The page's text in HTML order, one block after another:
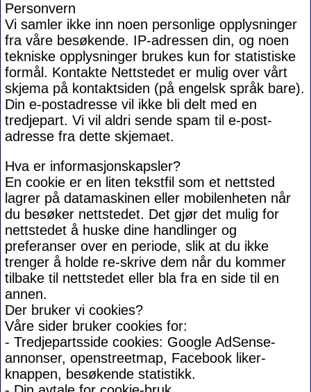
Personvern
Vi samler ikke inn noen personlige opplysninger
fra våre besøkende. IP-adressen din, og noen
tekniske opplysninger brukes kun for statistiske
formål. Kontakte Nettstedet er mulig over vårt
skjema på kontaktsiden (på engelsk språk bare).
Din e-postadresse vil ikke bli delt med en
tredjepart. Vi vil aldri sende spam til e-post-
adresse fra dette skjemaet.
Hva er informasjonskapsler?
En cookie er en liten tekstfil som et nettsted
lagrer på datamaskinen eller mobilenheten når
du besøker nettstedet. Det gjør det mulig for
nettstedet å huske dine handlinger og
preferanser over en periode, slik at du ikke
trenger å holde re-skrive dem når du kommer
tilbake til nettstedet eller bla fra en side til en
annen.
Der bruker vi cookies?
Våre sider bruker cookies for:
- Tredjepartsside cookies: Google AdSense-
annonser, openstreetmap, Facebook liker-
knappen, besøkende statistikk.